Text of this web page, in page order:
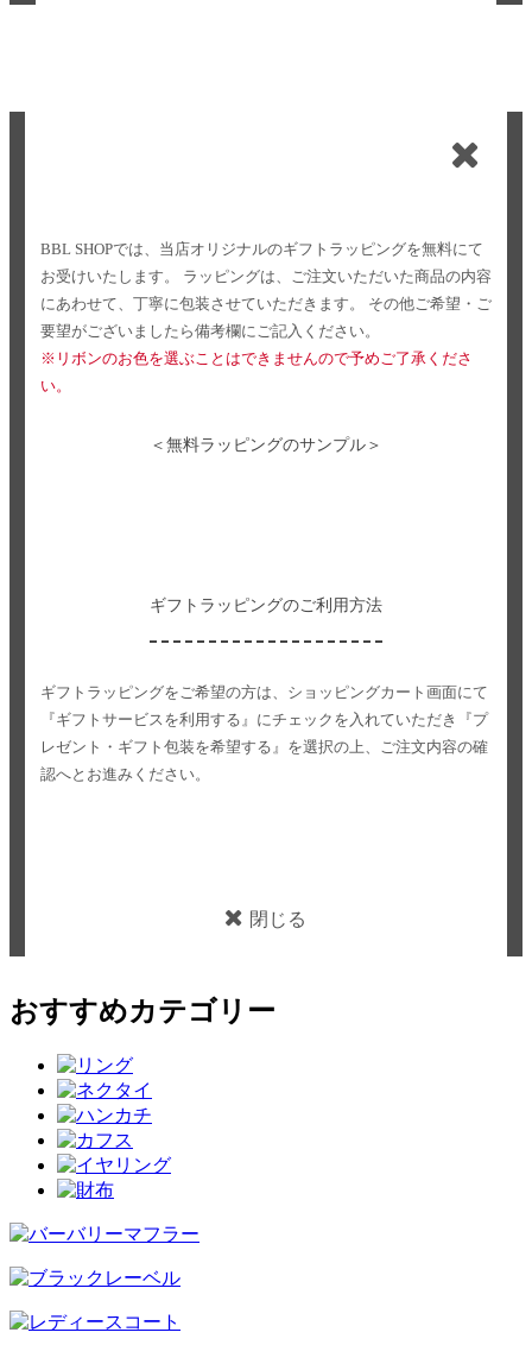
BBL SHOPでは、当店オリジナルのギフトラッピングを無料にて
お受けいたします。
ラッピングは、ご注文いただいた商品の内容
にあわせて、丁寧に包装させていただきます。
その他ご希望・ご
要望がございましたら備考欄にご記入ください。
※リボンのお色を選ぶことはできませんので予めご了承くださ
い。
＜無料ラッピングのサンプル＞
ギフトラッピングのご利用方法
ギフトラッピングをご希望の方は、ショッピングカート画面にて
『ギフトサービスを利用する』にチェックを入れていただき
『プ
レゼント・ギフト包装を希望する』を選択の上、ご注文内容の確
認へとお進みください。
閉じる
おすすめカテゴリー